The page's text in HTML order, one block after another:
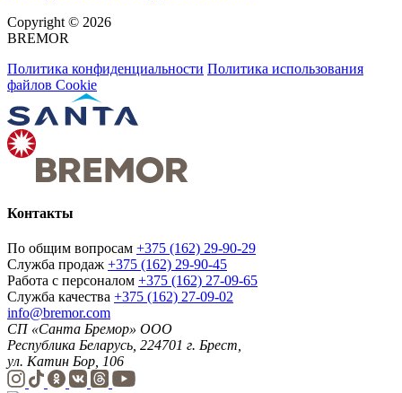
Copyright © 2026
BREMOR
Политика конфиденциальности Политика использования
файлов Cookie
Контакты
По общим вопросам +375 (162) 29-90-29
Служба продаж +375 (162) 29-90-45
Работа с персоналом +375 (162) 27-09-65
Служба качества +375 (162) 27-09-02
info@bremor.com
СП «Санта Бремор» ООО
Республика Беларусь, 224701 г. Брест,
ул. Катин Бор, 106